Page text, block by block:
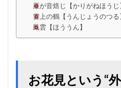
雁が音焙じ【かりがねほうじ
雲上の鶴【うんじょうのつる
鳳雲【ほううん】
お花見という“